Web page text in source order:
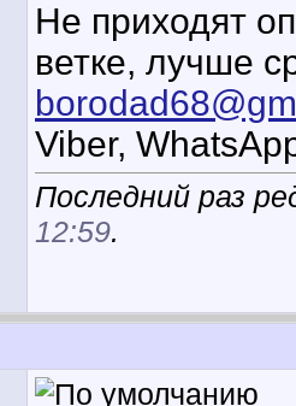
Не приходят
ветке, лучше
Viber,
Последний раз
12:59.